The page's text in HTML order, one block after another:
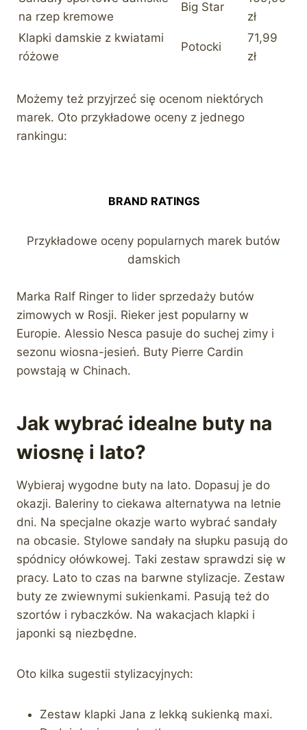
na rzep kremowe
Big Star
zł
Klapki damskie z kwiatami
różowe
Potocki
71,99
zł
Możemy też przyjrzeć się ocenom niektórych
marek. Oto przykładowe oceny z jednego
rankingu:
BRAND RATINGS
Przykładowe oceny popularnych marek butów
damskich
Marka Ralf Ringer to lider sprzedaży butów
zimowych w Rosji. Rieker jest popularny w
Europie. Alessio Nesca pasuje do suchej zimy i
sezonu wiosna-jesień. Buty Pierre Cardin
powstają w Chinach.
Jak wybrać idealne buty na
wiosnę i lato?
Wybieraj wygodne buty na lato. Dopasuj je do
okazji. Baleriny to ciekawa alternatywa na letnie
dni. Na specjalne okazje warto wybrać sandały
na obcasie. Stylowe sandały na słupku pasują do
spódnicy ołówkowej. Taki zestaw sprawdzi się w
pracy. Lato to czas na barwne stylizacje. Zestaw
buty ze zwiewnymi sukienkami. Pasują też do
szortów i rybaczków. Na wakacjach klapki i
japonki są niezbędne.
Oto kilka sugestii stylizacyjnych:
Zestaw klapki Jana z lekką sukienką maxi.